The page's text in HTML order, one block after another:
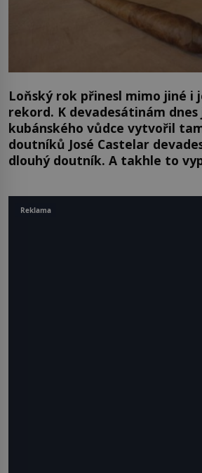
Loňský rok přinesl mimo jiné i
rekord. K devadesátinám
kubánského vůdce vytvořil
doutníků José Castelar
dlouhý doutník. A takhle to
Reklama